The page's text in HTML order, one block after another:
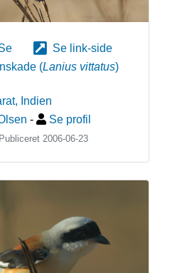
Se link-side
(Lanius vittatus)
, Indien
- Se profil
2006-06-23